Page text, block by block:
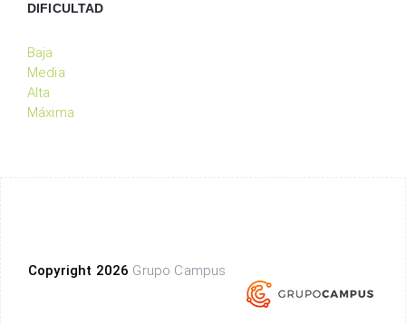
DIFICULTAD
Baja
Media
Alta
Máxima
Copyright 2026 Grupo Campus